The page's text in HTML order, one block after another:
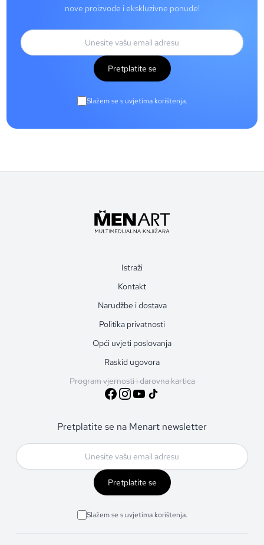
nove proizvode i ekskluzivne ponude!
Pretplatite se
Slažem se s uvjetima korištenja.
Istraži
Kontakt
Narudžbe i dostava
Politika privatnosti
Opći uvjeti poslovanja
Raskid ugovora
Program vjernosti i darovna kartica
Pretplatite se na Menart newsletter
Pretplatite se
Slažem se s uvjetima korištenja.